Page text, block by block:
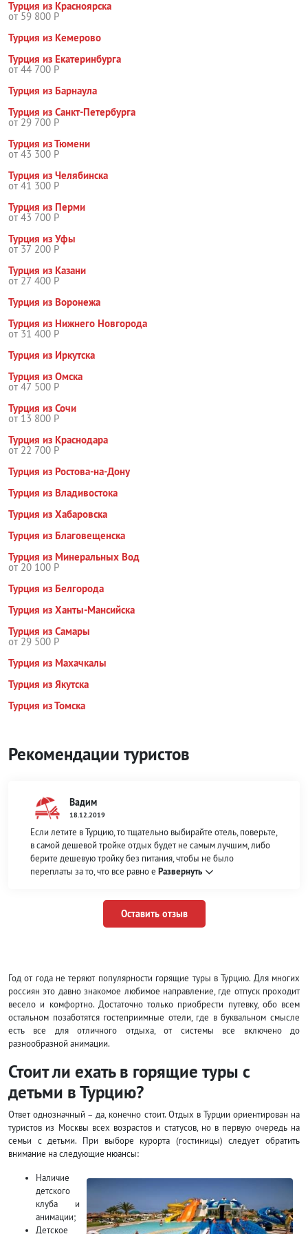
Турция из Красноярска
от 59 800 Р
Турция из Кемерово
Турция из Екатеринбурга
от 44 700 Р
Турция из Барнаула
Турция из Санкт-Петербурга
от 29 700 Р
Турция из Тюмени
от 43 300 Р
Турция из Челябинска
от 41 300 Р
Турция из Перми
от 43 700 Р
Турция из Уфы
от 37 200 Р
Турция из Казани
от 27 400 Р
Турция из Воронежа
Турция из Нижнего Новгорода
от 31 400 Р
Турция из Иркутска
Турция из Омска
от 47 500 Р
Турция из Сочи
от 13 800 Р
Турция из Краснодара
от 22 700 Р
Турция из Ростова-на-Дону
Турция из Владивостока
Турция из Хабаровска
Турция из Благовещенска
Турция из Минеральных Вод
от 20 100 Р
Турция из Белгорода
Турция из Ханты-Мансийска
Турция из Самары
от 29 500 Р
Турция из Махачкалы
Турция из Якутска
Турция из Томска
Рекомендации туристов
Вадим
18.12.2019
Если летите в Турцию, то тщательно выбирайте отель, поверьте,
в самой дешевой тройке отдых будет не самым лучшим, либо
берите дешевую тройку без питания, чтобы не было
переплаты за то, что все равно е Развернуть
Оставить отзыв
Год от года не теряют популярности горящие туры в Турцию. Для многих
россиян это давно знакомое любимое направление, где отпуск проходит
весело и комфортно. Достаточно только приобрести путевку, обо всем
остальном позаботятся гостеприимные отели, где в буквальном смысле
есть все для отличного отдыха, от системы все включено до
разнообразной анимации.
Стоит ли ехать в горящие туры с
детьми в Турцию?
Ответ однозначный – да, конечно стоит. Отдых в Турции ориентирован на
туристов из Москвы всех возрастов и статусов, но в первую очередь на
семьи с детьми. При выборе курорта (гостиницы) следует обратить
внимание на следующие нюансы:
Наличие
детского
клуба и
анимации;
Детское